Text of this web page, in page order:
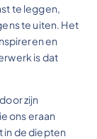
te leggen,
te uiten. Het
en
is dat
zijn
ons eraan
in de diepten